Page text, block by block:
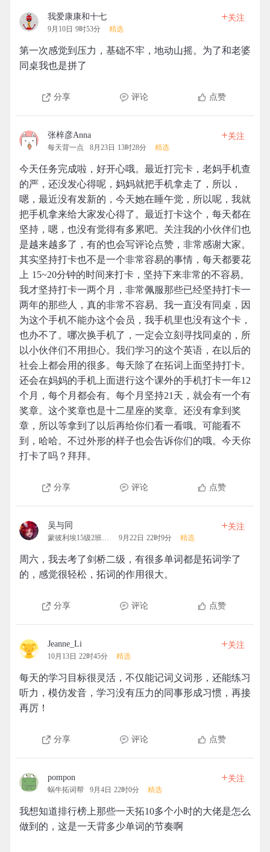
我爱康康和十七
9月10日 9时53分 精选
+关注
第一次感觉到压力，基础不牢，地动山摇。为了和老婆
同桌我也是拼了
分享 评论 点赞
张梓彦Anna
每天背一点 8月23日 13时28分 精选
+关注
今天任务完成啦，好开心哦。最近打完卡，老妈手机查
的严，还没发心得呢，妈妈就把手机拿走了，所以，
嗯，最近没有发新的，今天她在睡午觉，所以呢，我就
把手机拿来给大家发心得了。最近打卡这个，每天都在
坚持，嗯，也没有觉得有多累吧。关注我的小伙伴们也
是越来越多了，有的也会写评论点赞，非常感谢大家。
其实坚持打卡也不是一个非常容易的事情，每天都要花
上 15~20分钟的时间来打卡，坚持下来非常的不容易。
我才坚持打卡一两个月，非常佩服那些已经坚持打卡一
两年的那些人，真的非常不容易。我一直没有同桌，因
为这个手机不能办这个会员，我手机里也没有这个卡，
也办不了。哪次换手机了，一定会立刻寻找同桌的，所
以小伙伴们不用担心。我们学习的这个英语，在以后的
社会上都会用的很多。每天除了在拓词上面坚持打卡。
还会在妈妈的手机上面进行这个课外的手机打卡一年12
个月，每个月都会有。每个月坚持21天，就会有一个有
奖章。这个奖章也是十二星座的奖章。还没有拿到奖
章，所以等拿到了以后再给你们看一看哦。可能看不
到，哈哈。不过外形的样子也会告诉你们的哦。今天你
打卡了吗？拜拜。
分享 评论 点赞
吴与同
蒙彼利埃15级2班拓团 9月22日 22时9分 精选
+关注
周六，我去考了剑桥二级，有很多单词都是拓词学了
的，感觉很轻松，拓词的作用很大。
分享 评论 点赞
Jeanne_Li
10月13日 22时45分 精选
+关注
每天的学习目标很灵活，不仅能记词义词形，还能练习
听力，模仿发音，学习没有压力的同事形成习惯，再接
再厉！
分享 评论 点赞
pompon
蜗牛拓词帮 9月4日 22时0分 精选
+关注
我想知道排行榜上那些一天拓10多个小时的大佬是怎么
做到的，这是一天背多少单词的节奏啊